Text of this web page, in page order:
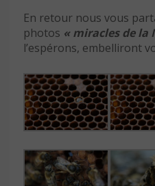
En retour nous vous
photos « miracles de la
l’espérons, embelliront